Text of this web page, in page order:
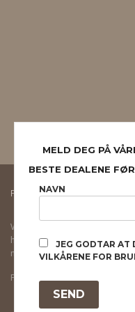
FRAKT
Vår nettbutikk bruker cookies
hovedsaklig til å lagre
normalt om du godtar dette.
Powered by
MELD DEG PÅ
BESTE DEALENE
NAVN
JEG GODTAR AT
VILKÅRENE FOR